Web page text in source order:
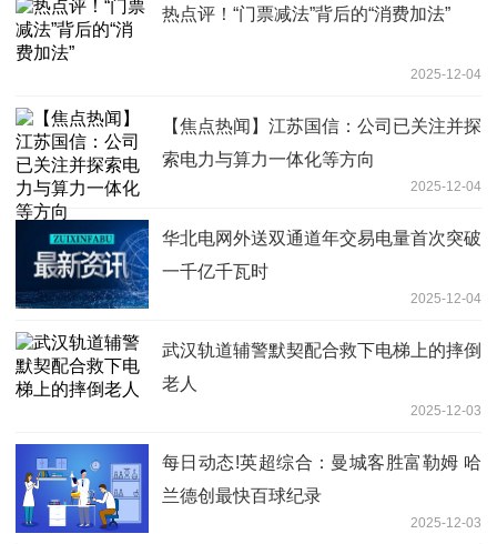
热点评！“门票减法”背后的“消费加法”
2025-12-04
【焦点热闻】江苏国信：公司已关注并探
索电力与算力一体化等方向
2025-12-04
华北电网外送双通道年交易电量首次突破
一千亿千瓦时
2025-12-04
武汉轨道辅警默契配合救下电梯上的摔倒
老人
2025-12-03
每日动态!英超综合：曼城客胜富勒姆 哈
兰德创最快百球纪录
2025-12-03